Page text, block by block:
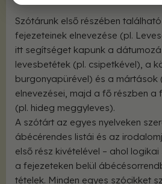
Szótárunk első részében
fejezeteinek elnevezése (pl.
itt segítséget kapunk a
levesbetétek (pl. csipetkével), a
burgonyapürével) és a
elnevezései, majd a fő részben a
(pl. hideg meggyleves).
A szótárt az egyes nyelveken
ábécérendes listái és az
első rész kivételével – ahol
a fejezeteken belül
tételek. Minden egyes szócikket